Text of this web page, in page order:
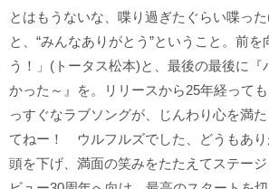
とはもうないな、喋り過ぎたぐらい喋っ
と、“みんなありがとう”ということ。前を
う！」(トータス松本)と、最後の最後に『
かった～』を。リリースから25年経って
っすぐなラブソングが、じんわり心を満
てねー！ ウルフルズでした、どうもあり
頭を下げ、満面の笑みをたたえてステー